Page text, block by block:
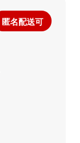
匿名配送可